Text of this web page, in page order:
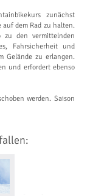
zunächst
auf dem Rad zu halten.
zu den vermittelnden
Fahrsicherheit und
Gelände zu erlangen.
und erfordert ebenso
werden. Saison